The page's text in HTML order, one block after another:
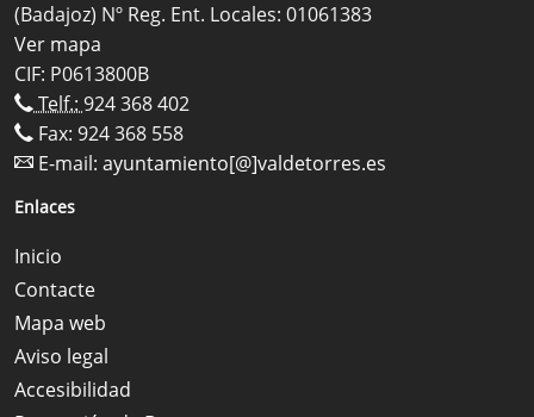
(Badajoz) Nº Reg. Ent. Locales: 01061383
Ver mapa
CIF: P0613800B
Telf.: 924 368 402
Fax: 924 368 558
E-mail: ayuntamiento[@]valdetorres.es
Enlaces
Inicio
Contacte
Mapa web
Aviso legal
Accesibilidad